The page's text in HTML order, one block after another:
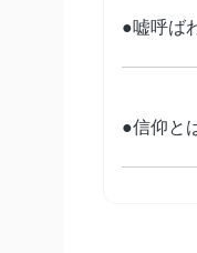
●嘘呼ば
●信仰と